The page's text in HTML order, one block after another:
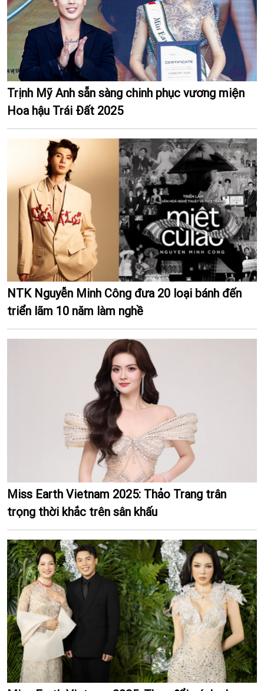
Trịnh Mỹ Anh sẵn sàng chinh phục vương miện
Hoa hậu Trái Đất 2025
NTK Nguyễn Minh Công đưa 20 loại bánh đến
triển lãm 10 năm làm nghề
Miss Earth Vietnam 2025: Thảo Trang trân
trọng thời khắc trên sân khấu